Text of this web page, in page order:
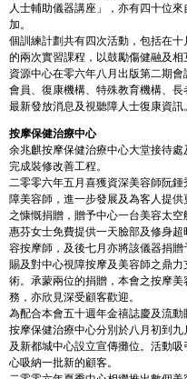
人士輔助儀器講座」，亦有四十位
加。
個訓練計劃共有四次活動，包括在
的兩次實習課程，以鼓勵傷健融及相
資源中心在零六年八月出版第二期
會員、復康機構、特殊教育機構、
最新發放消息及視聽障人士復康資訊。
按摩保健治療中心
余兆麒按摩保健治療中心大堂接待
完成裝修改善工程。
二零零六年五月喜獲資深美容師阮
障美容師，進一步發展及為客人提
之慷慨捐贈，贈予中心一台美容太
惠芬女士免費提供一天臉部及修身
容按摩師，及後七月亦將該儀器捐
賜及對中心視障按摩及美容師之鼎
術。承蒙兩位的捐贈，本會之按摩
務，亦欣見深受顧客歡迎。
為配合本會五十週年金禧誌慶及流
按摩保健治療中心分別於八月初到
及新都城中心設立宣傳攤位。活動
心吸納一批新的顧客。